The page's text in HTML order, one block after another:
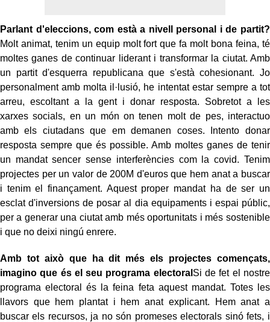
Parlant d'eleccions, com està a nivell personal i de partit?
Molt animat, tenim un equip molt fort que fa molt bona feina, té
moltes ganes de continuar liderant i transformar la ciutat. Amb
un partit d'esquerra republicana que s'està cohesionant. Jo
personalment amb molta il·lusió, he intentat estar sempre a tot
arreu, escoltant a la gent i donar resposta. Sobretot a les
xarxes socials, en un món on tenen molt de pes, interactuo
amb els ciutadans que em demanen coses. Intento donar
resposta sempre que és possible. Amb moltes ganes de tenir
un mandat sencer sense interferències com la covid. Tenim
projectes per un valor de 200M d'euros que hem anat a buscar
i tenim el finançament. Aquest proper mandat ha de ser un
esclat d'inversions de posar al dia equipaments i espai públic,
per a generar una ciutat amb més oportunitats i més sostenible
i que no deixi ningú enrere.
Amb tot això que ha dit més els projectes començats,
imagino que és el seu programa electoral Si de fet el nostre
programa electoral és la feina feta aquest mandat. Totes les
llavors que hem plantat i hem anat explicant. Hem anat a
buscar els recursos, ja no són promeses electorals sinó fets, i